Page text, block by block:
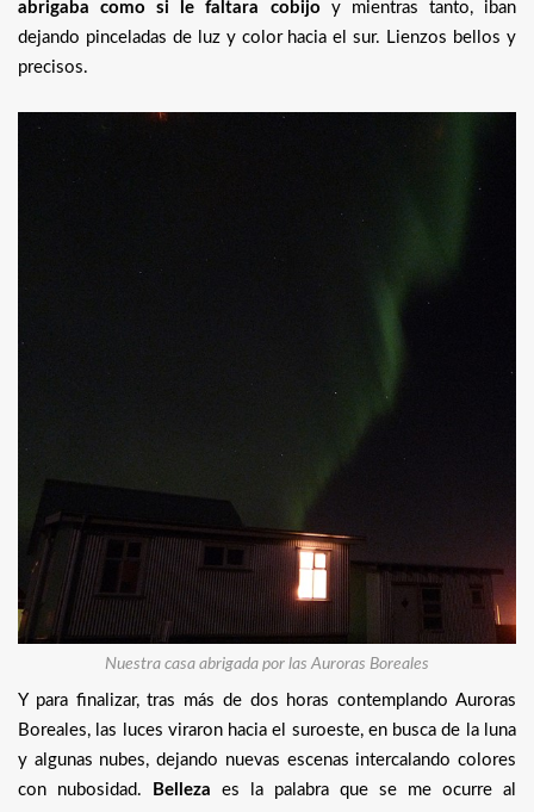
abrigaba como si le faltara cobijo y mientras tanto, iban
dejando pinceladas de luz y color hacia el sur. Lienzos bellos y
precisos.
Nuestra casa abrigada por las Auroras Boreales
Y para finalizar, tras más de dos horas contemplando Auroras
Boreales, las luces viraron hacia el suroeste, en busca de la luna
y algunas nubes, dejando nuevas escenas intercalando colores
con nubosidad.
Belleza es la palabra que se me ocurre al